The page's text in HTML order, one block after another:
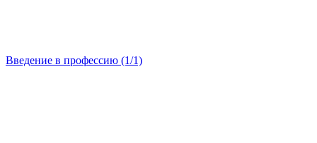
Введение в профессию (1/1)